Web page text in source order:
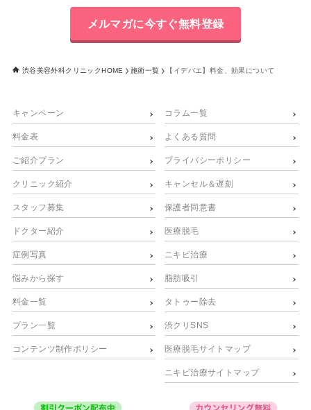
メルマガに今すぐ無料登録
渋谷美容外科クリニックHOME 施術一覧 【イデバエ】料金、効果について
キャンペーン
料金表
ご紹介プラン
クリニック紹介
スタッフ募集
ドクター紹介
症例写真
悩みから探す
料金一覧
プラン一覧
コンテンツ制作ポリシー
コラム一覧
よくある質問
プライバシーポリシー
キャンセル＆遅刻
保護者同意書
医療脱毛
ニキビ治療
脂肪吸引
タトゥー除去
渋クリSNS
医療脱毛サイトマップ
ニキビ治療サイトマップ